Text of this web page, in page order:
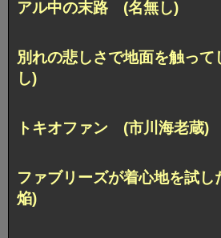
アル中の末路 (名無し)
別れの悲しさで地面を触っ
し)
トキオファン (市川海老蔵)
ファブリーズが着心地を試
焔)